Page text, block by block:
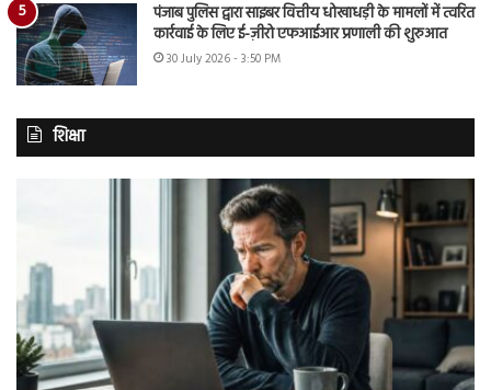
पंजाब पुलिस द्वारा साइबर वित्तीय धोखाधड़ी के मामलों में त्वरित
कार्रवाई के लिए ई-ज़ीरो एफआईआर प्रणाली की शुरुआत
30 July 2026 - 3:50 PM
शिक्षा